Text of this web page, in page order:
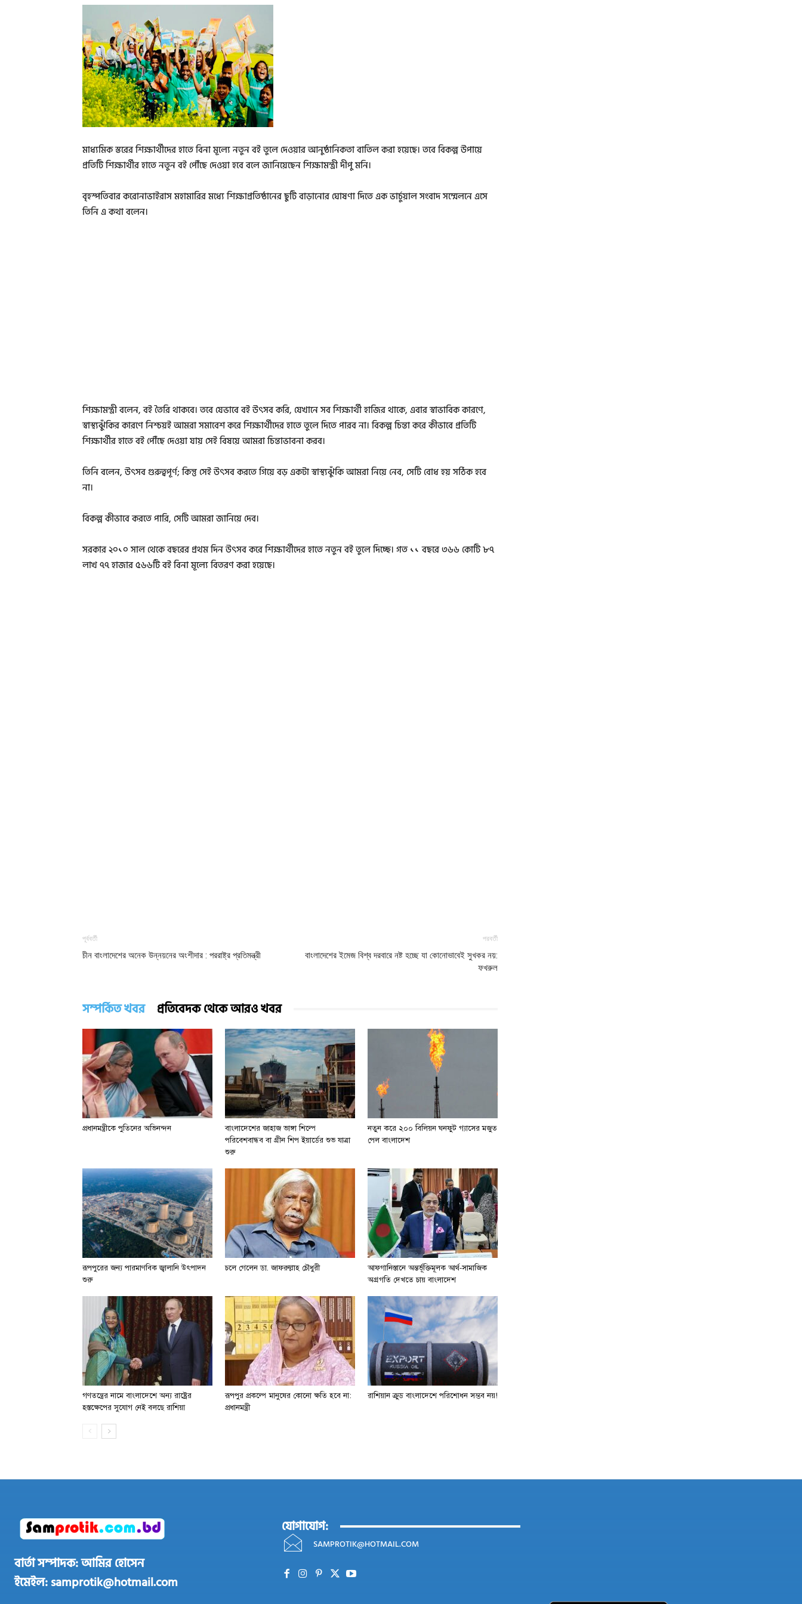
মাধ্যমিক স্তরের শিক্ষার্থীদের হাতে বিনা মূল্যে নতুন বই তুলে দেওয়ার আনুষ্ঠানিকতা বাতিল করা হয়েছে। তবে বিকল্প উপায়ে
প্রতিটি শিক্ষার্থীর হাতে নতুন বই পৌঁছে দেওয়া হবে বলে জানিয়েছেন শিক্ষামন্ত্রী দীপু মনি।
বৃহস্পতিবার করোনাভাইরাস মহামারির মধ্যে শিক্ষাপ্রতিষ্ঠানের ছুটি বাড়ানোর ঘোষণা দিতে এক ভার্চুয়াল সংবাদ সম্মেলনে এসে
তিনি এ কথা বলেন।
শিক্ষামন্ত্রী বলেন, বই তৈরি থাকবে। তবে যেভাবে বই উৎসব করি, যেখানে সব শিক্ষার্থী হাজির থাকে, এবার স্বাভাবিক কারণে,
স্বাস্থ্যঝুঁকির কারণে নিশ্চয়ই আমরা সমাবেশ করে শিক্ষার্থীদের হাতে তুলে দিতে পারব না। বিকল্প চিন্তা করে কীভাবে প্রতিটি
শিক্ষার্থীর হাতে বই পৌঁছে দেওয়া যায় সেই বিষয়ে আমরা চিন্তাভাবনা করব।
তিনি বলেন, উৎসব গুরুত্বপূর্ণ; কিন্তু সেই উৎসব করতে গিয়ে বড় একটা স্বাস্থ্যঝুঁকি আমরা নিয়ে নেব, সেটি বোধ হয় সঠিক হবে
না।
বিকল্প কীভাবে করতে পারি, সেটি আমরা জানিয়ে দেব।
সরকার ২০১০ সাল থেকে বছরের প্রথম দিন উৎসব করে শিক্ষার্থীদের হাতে নতুন বই তুলে দিচ্ছে। গত ১১ বছরে ৩৬৬ কোটি ৮৭
লাখ ৭৭ হাজার ৫৬৬টি বই বিনা মূল্যে বিতরণ করা হয়েছে।
পূর্ববর্তী
চীন বাংলাদেশের অনেক উন্নয়নের অংশীদার : পররাষ্ট্র প্রতিমন্ত্রী
পরবর্তী
বাংলাদেশের ইমেজ বিশ্ব দরবারে নষ্ট হচ্ছে যা কোনোভাবেই সুখকর নয়:
ফখরুল
সম্পর্কিত খবর প্রতিবেদক থেকে আরও খবর
প্রধানমন্ত্রীকে পুতিনের অভিনন্দন
বাংলাদেশের জাহাজ ভাঙ্গা শিল্পে
পরিবেশবান্ধব বা গ্রীন শিপ ইয়ার্ডের শুভ যাত্রা
শুরু
নতুন করে ২০০ বিলিয়ন ঘনফুট গ্যাসের মজুত
পেল বাংলাদেশ
রূপপুরের জন্য পারমাণবিক জ্বালানি উৎপাদন
শুরু
চলে গেলেন ডা. জাফরুল্লাহ চৌধুরী
আফগানিস্তানে অন্তর্ভূক্তিমূলক আর্থ-সামাজিক
অগ্রগতি দেখতে চায় বাংলাদেশ
গণতন্ত্রের নামে বাংলাদেশে অন্য রাষ্ট্রের
হস্তক্ষেপের সুযোগ নেই বলছে রাশিয়া
রূপপুর প্রকল্পে মানুষের কোনো ক্ষতি হবে না:
প্রধানমন্ত্রী
রাশিয়ান ক্রুড বাংলাদেশে পরিশোধন সম্ভব নয়!
বার্তা সম্পাদক: আমির হোসেন
ইমেইল: samprotik@hotmail.com
যোগাযোগ:
SAMPROTIK@HOTMAIL.COM